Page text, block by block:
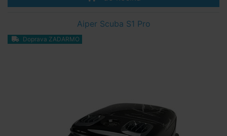
Aiper Scuba S1 Pro
Doprava ZADARMO